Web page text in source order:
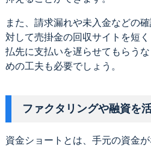
また、請求漏れや未入金などの
対して売掛金の回収サイトを短
払先に支払いを遅らせてもらう
めの工夫も必要でしょう。
ファクタリングや融資を
資金ショートとは、手元の資金